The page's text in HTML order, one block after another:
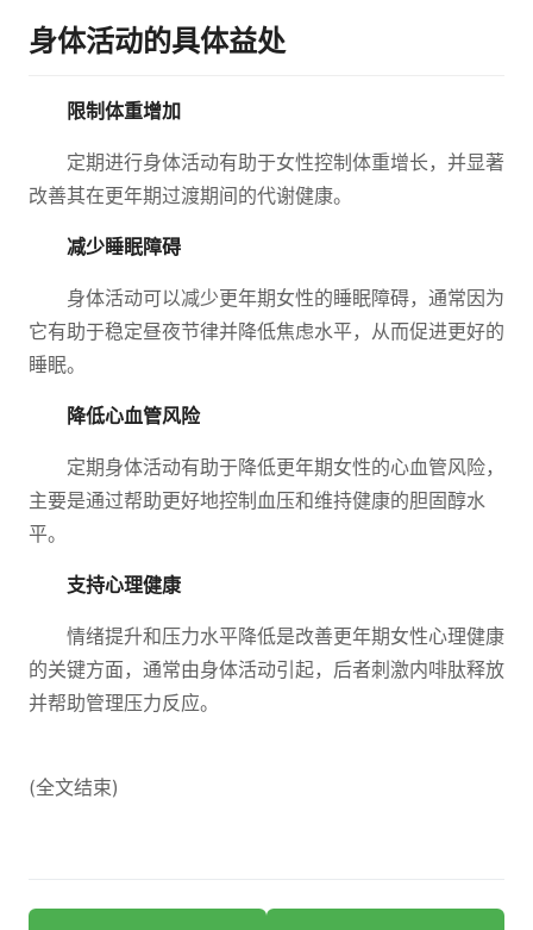
身体活动的具体益处
限制体重增加
定期进行身体活动有助于女性控制体重增长，并显著
改善其在更年期过渡期间的代谢健康。
减少睡眠障碍
身体活动可以减少更年期女性的睡眠障碍，通常因为
它有助于稳定昼夜节律并降低焦虑水平，从而促进更好的
睡眠。
降低心血管风险
定期身体活动有助于降低更年期女性的心血管风险，
主要是通过帮助更好地控制血压和维持健康的胆固醇水
平。
支持心理健康
情绪提升和压力水平降低是改善更年期女性心理健康
的关键方面，通常由身体活动引起，后者刺激内啡肽释放
并帮助管理压力反应。
(全文结束)